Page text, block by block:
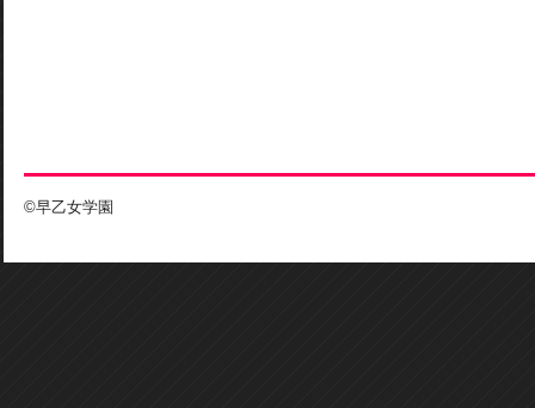
©早乙女学園